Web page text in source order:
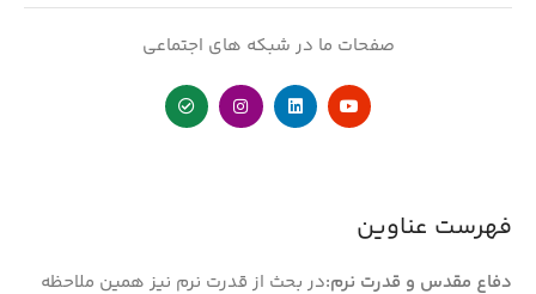
فهرست عناوین
دفاع مقدس و قدرت نرم:در بحث از قدرت نرم نیز همین ملاحظه
صفحات ما در شبکه های اجتماعی